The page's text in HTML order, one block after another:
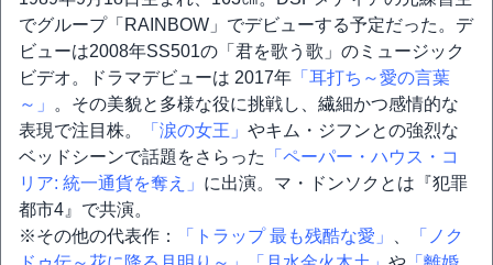
でグループ「RAINBOW」でデビューする予定だった。デ
ビューは2008年SS501の「君を歌う歌」のミュージック
ビデオ。ドラマデビューは 2017年 「耳打ち～愛の言葉
～」
。その美貌と多様な役に挑戦し、繊細かつ感情的な
表現で注目株。
「涙の女王」 やキム・ジフンとの強烈な
ベッドシーンで話題をさらった
「ペーパー・ハウス・コ
リア: 統一通貨を奪え」 に出演。マ・ドンソクとは『犯罪
都市4』で共演。
※その他の代表作：
「トラップ 最も残酷な愛」
「ノク